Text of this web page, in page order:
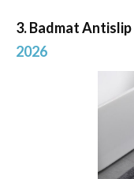
3. Badmat Antislip
2026